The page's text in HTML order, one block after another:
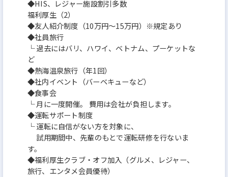
◆HIS、レジャー施設割引多数
福利厚生（2）
◆友人紹介制度（10万円～15万円）※規定あり
◆社員旅行
└ 過去にはバリ、ハワイ、ベトナム、プーケットな
ど
◆熱海温泉旅行（年1回）
◆社内イベント（バーベキューなど）
◆食事会
└ 月に一度開催。 費用は会社が負担します。
◆運転サポート制度
└ 運転に自信がない方を対象に、
試用期間中、先輩のもとで運転研修を行ないま
す。
◆福利厚生クラブ・オフ加入（グルメ、レジャー、
旅行、エンタメ会員優待）